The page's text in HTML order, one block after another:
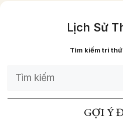
Lịch Sử
Tìm kiếm tri
Search
GỢI Ý